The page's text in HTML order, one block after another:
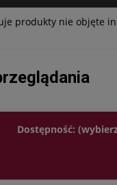
produkty nie objęte
Dostępność: